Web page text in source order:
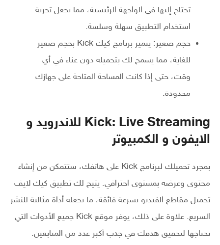
تحتاج إليها في الواجهة الرئيسية، مما يجعل تجربة
استخدام التطبيق سهلة وسلسة.
حجم صغير: يتميز برنامج كيك Kick بحجم صغير
للغاية، مما يسمح لك بتحميله دون عناء في أي
وقت، حتى إذا كانت المساحة المتاحة على جهازك
محدودة.
Kick: Live Streaming للاندرويد و
الايفون و الكمبيوتر
بمجرد تحميلك لبرنامج Kick على هاتفك، ستتمكن من إنشاء
محتوى وعرضه بمستوى احترافي. يتيح لك تطبيق كيك لايف
تحميل مقاطع الفيديو بسرعة فائقة، ما يجعله أداة مثالية للنشر
السريع. علاوة على ذلك، يوفر موقع Kick جميع الأدوات التي
تحتاجها لتحقيق هدفك في جذب أكبر عدد من المتابعين.